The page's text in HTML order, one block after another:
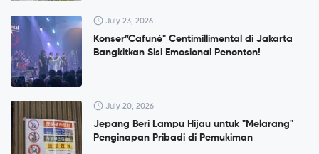
July 23, 2026
Konser”Cafuné" Centimillimental di Jakarta
Bangkitkan Sisi Emosional Penonton!
July 20, 2026
Jepang Beri Lampu Hijau untuk "Melarang"
Penginapan Pribadi di Pemukiman